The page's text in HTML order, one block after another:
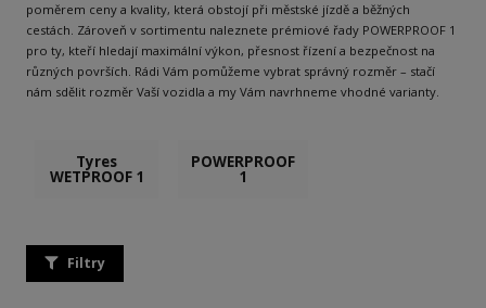
poměrem ceny a kvality, která obstojí při městské jízdě a běžných
cestách. Zároveň v sortimentu naleznete prémiové řady POWERPROOF 1
pro ty, kteří hledají maximální výkon, přesnost řízení a bezpečnost na
různých površích. Rádi Vám pomůžeme vybrat správný rozměr – stačí
nám sdělit rozměr Vaší vozidla a my Vám navrhneme vhodné varianty.
Tyres
WETPROOF 1
POWERPROOF
1
Filtry